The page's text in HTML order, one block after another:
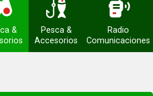
&
Pesca &
Accesorios
Radio
Comunicaciones